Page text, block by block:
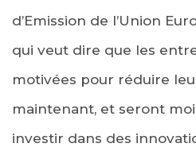
d’Emission de l’Union
qui veut dire que les
motivées pour réduire
maintenant, et seront
investir dans des